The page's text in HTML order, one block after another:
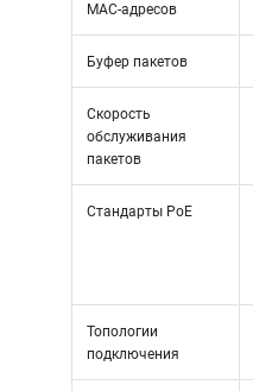
MAC-адресов
Буфер пакетов
Скорость
обслуживания
пакетов
Стандарты РоЕ
Топологии
подключения